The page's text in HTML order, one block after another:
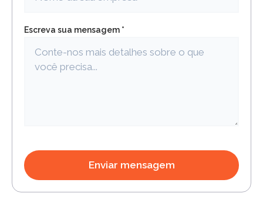
Escreva sua mensagem *